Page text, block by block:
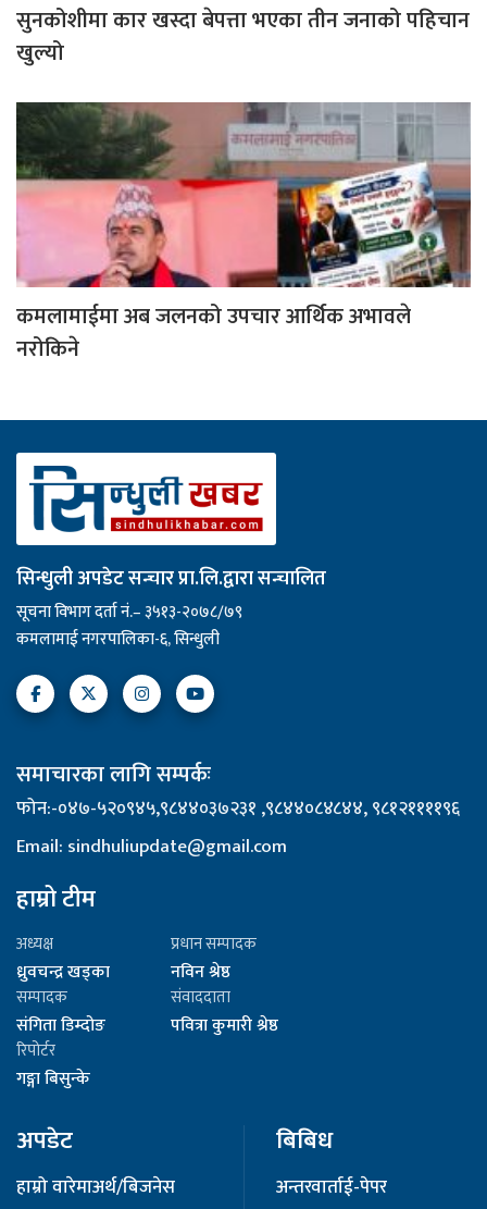
सुनकोशीमा कार खस्दा बेपत्ता भएका तीन जनाको पहिचान
खुल्यो
कमलामाईमा अब जलनको उपचार आर्थिक अभावले
नरोकिने
सिन्धुली अपडेट सन्चार प्रा.लि.द्वारा सन्चालित
सूचना विभाग दर्ता नं.– ३५१३-२०७८/७९
कमलामाई नगरपालिका-६, सिन्धुली
समाचारका लागि सम्पर्कः
फोन:-०४७-५२०९४५,९८४४०३७२३१ ,९८४४०८४८४४, ९८१२११११९६
Email: sindhuliupdate@gmail.com
हाम्रो टीम
अध्यक्ष
ध्रुवचन्द्र खड्का
प्रधान सम्पादक
नविन श्रेष्ठ
सम्पादक
संगिता डिम्दोङ
संवाददाता
पवित्रा कुमारी श्रेष्ठ
रिपोर्टर
गङ्गा बिसुन्के
अपडेट
हाम्रो वारेमाअर्थ/बिजनेस
बिबिध
अन्तरवार्ताई-पेपर